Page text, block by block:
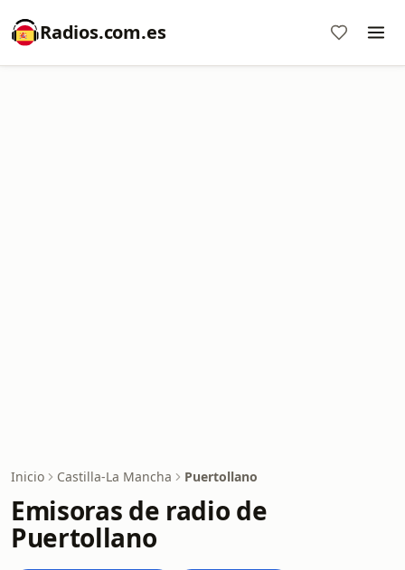
Radios.com.es
Inicio Castilla-La Mancha Puertollano
Emisoras de radio de
Puertollano